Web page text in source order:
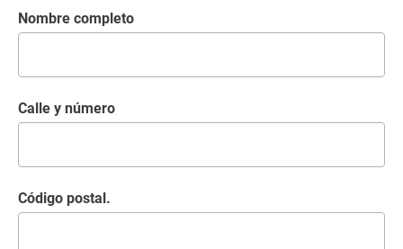
Nombre completo
Calle y número
Código postal.